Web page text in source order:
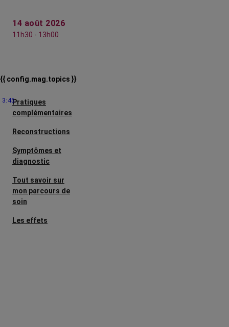
14 août 2026
11h30 - 13h00
{{ config.mag.topics }}
Pratiques
complémentaires
Reconstructions
Symptômes et
diagnostic
Tout savoir sur
mon parcours de
soin
Les effets
3:45